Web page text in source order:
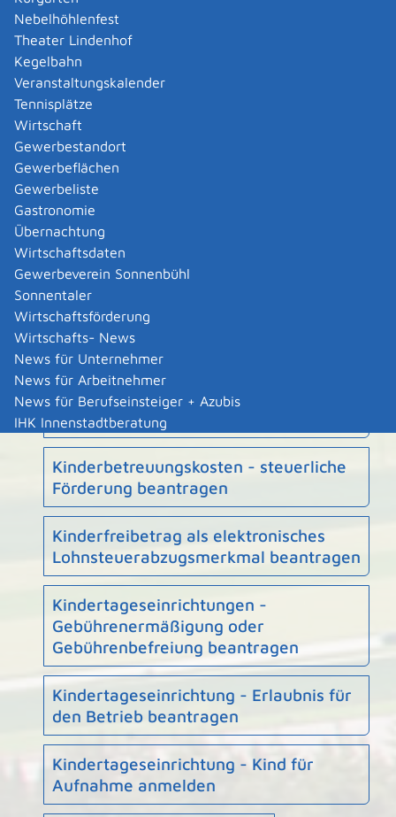
Nebelhöhlenfest
Theater Lindenhof
Kegelbahn
Veranstaltungskalender
Tennisplätze
Wirtschaft
Gewerbestandort
Gewerbeflächen
Gewerbeliste
Gastronomie
Übernachtung
Wirtschaftsdaten
Gewerbeverein Sonnenbühl
Sonnentaler
Wirtschaftsförderung
Wirtschafts- News
News für Unternehmer
News für Arbeitnehmer
News für Berufseinsteiger + Azubis
IHK Innenstadtberatung
Führerschein beantragen
Führerschein - Begleitetes Fahren ab
17 Jahren beantragen
Haushaltsnahe
Beschäftigungsverhältnisse und
Dienstleistungen - steuerliche
Förderung beantragen
Hilfe für junge Volljährige beantragen
Hilfeplan aufstellen
Hilfe zur Erziehung in Vollzeitpflege
beantragen (Pflegegeld)
Intensive sozialpädagogische
Einzelbetreuung beantragen
Kinderbetreuungskosten - steuerliche
Förderung beantragen
Kinderfreibetrag als elektronisches
Lohnsteuerabzugsmerkmal beantragen
Kindertageseinrichtungen -
Gebührenermäßigung oder
Gebührenbefreiung beantragen
Kindertageseinrichtung - Erlaubnis für
den Betrieb beantragen
Kindertageseinrichtung - Kind für
Aufnahme anmelden